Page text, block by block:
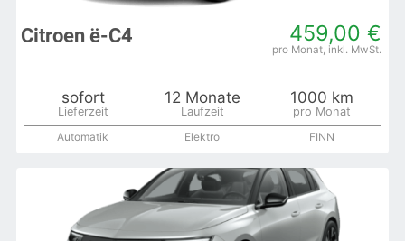
459,00 €
Citroen ë-C4
sofort 12 Monate 1000 km
Automatik Elektro FINN